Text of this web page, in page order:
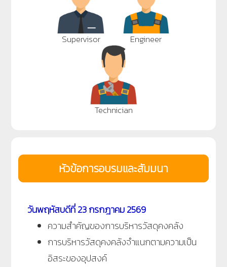
Supervisor Engineer
Technician
หัวข้อการอบรมและสัมมนา
วันพฤหัสบดีที่ 23 กรกฎาคม 2569
ความสำคัญของการบริหารวัสดุคงคลัง
การบริหารวัสดุคงคลังจำแนกตามความเป็น
อิสระของอุปสงค์